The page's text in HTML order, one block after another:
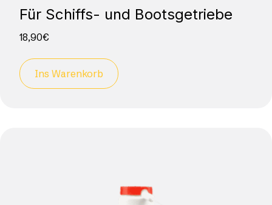
Für Schiffs- und Bootsgetriebe
18,90€
Ins Warenkorb